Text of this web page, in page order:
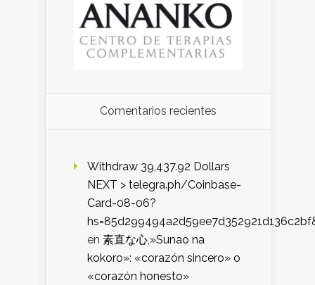
Comentarios recientes
Withdraw 39,437.92 Dollars
NEXT > telegra.ph/Coinbase-
Card-08-06?
en 素直な心,»Sunao na
kokoro»: «corazón sincero» o
«corazón honesto»